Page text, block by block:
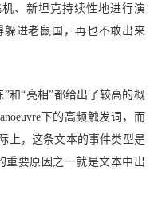
、新坦克持续性地进行演
进老鼠国，再也不敢出来
和“亮相”都给出了较高的概
下的高频触发词，而
上，这条文本的事件类型是
重要原因之一就是文本中出